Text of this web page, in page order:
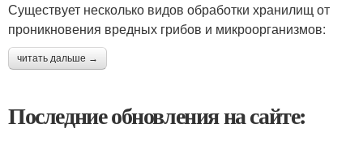
Существует несколько видов обработки хранилищ от
проникновения вредных грибов и микроорганизмов:
читать дальше →
Последние обновления на сайте: